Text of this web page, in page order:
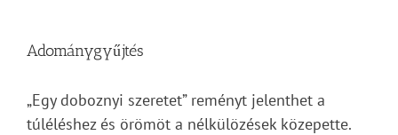
Adománygyűjtés
„Egy doboznyi szeretet” reményt jelenthet a
túléléshez és örömöt a nélkülözések közepette.